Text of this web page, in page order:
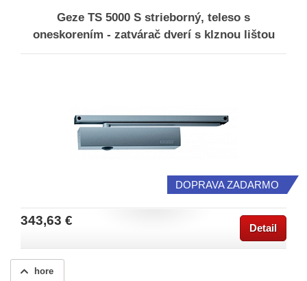
Geze TS 5000 S strieborný, teleso s
oneskorením - zatvárač dverí s klznou lištou
DOPRAVA ZADARMO
343,63 €
Detail
hore